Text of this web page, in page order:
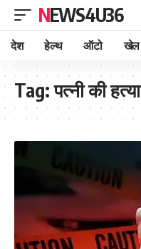
NEWS4U36
देश हेल्थ ऑटो खेल
Tag:पत्नी की हत्या